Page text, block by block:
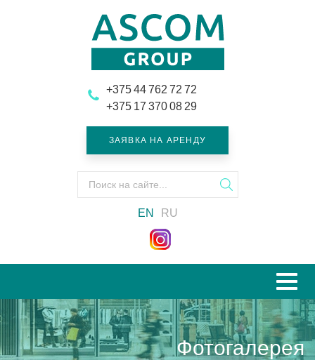
+375 44 762 72 72
+375 17 370 08 29
ЗАЯВКА НА АРЕНДУ
Поиск
на
Искать
EN RU
Фотогалерея